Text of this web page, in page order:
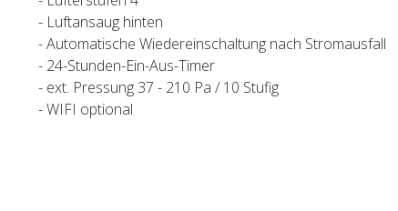
- Luftansaug hinten
- Automatische Wiedereinschaltung nach Stromausfall
- 24-Stunden-Ein-Aus-Timer
- ext. Pressung 37 - 210 Pa / 10 Stufig
- WIFI optional